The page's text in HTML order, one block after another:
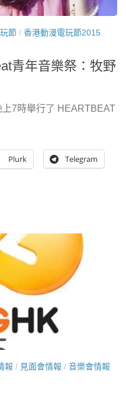
節 / 香港動漫電玩節2015
青年音樂祭：牧野
7時舉行了 HEARTBEAT
Plurk Telegram
報 / 見面會情報 / 音樂會情報